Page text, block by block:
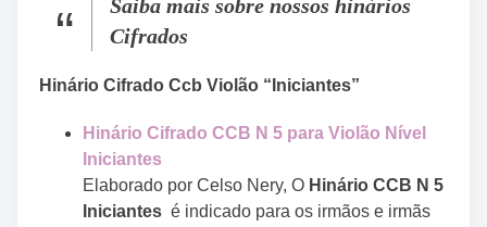
Saiba mais sobre nossos hinários
Cifrados
Hinário Cifrado Ccb Violão “Iniciantes”
Hinário Cifrado CCB N 5 para Violão Nível
Iniciantes
Elaborado por Celso Nery, O Hinário CCB N 5
Iniciantes é indicado para os irmãos e irmãs